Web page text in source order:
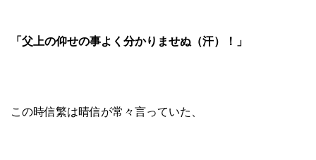
「父上の仰せの事よく分かりませぬ（汗）！」
この時信繁は晴信が常々言っていた、